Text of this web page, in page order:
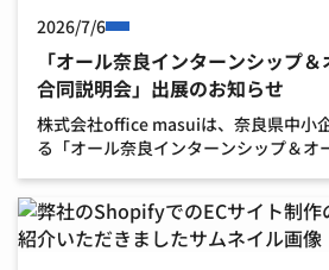
2026/7/6
「オール奈良インターンシップ
合同説明会」出展のお知らせ
株式会社office masuiは、奈良県中小
る「オール奈良インターンシップ＆オ